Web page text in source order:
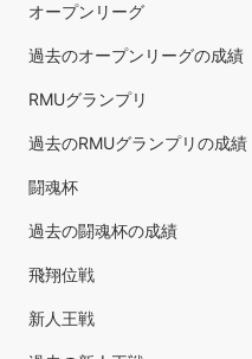
オープンリーグ
過去のオープンリーグの成績
RMUグランプリ
過去のRMUグランプリの成績
闘魂杯
過去の闘魂杯の成績
飛翔位戦
新人王戦